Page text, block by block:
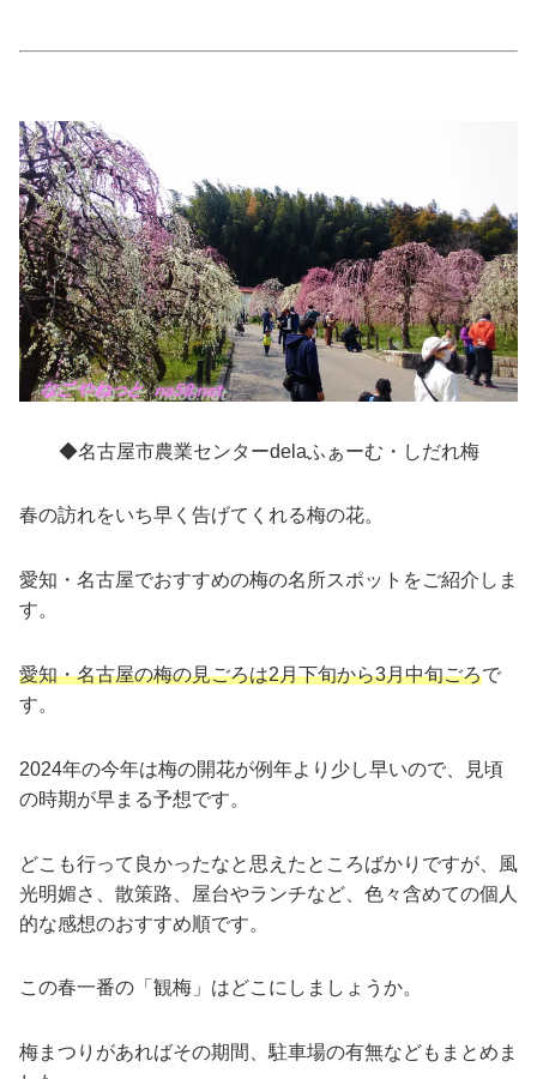
◆名古屋市農業センターdelaふぁーむ・しだれ梅
春の訪れをいち早く告げてくれる梅の花。
愛知・名古屋でおすすめの梅の名所スポットをご紹介しま
す。
愛知・名古屋の梅の見ごろは2月下旬から3月中旬ごろで
す。
2024年の今年は梅の開花が例年より少し早いので、見頃
の時期が早まる予想です。
どこも行って良かったなと思えたところばかりですが、風
光明媚さ、散策路、屋台やランチなど、色々含めての個人
的な感想のおすすめ順です。
この春一番の「観梅」はどこにしましょうか。
梅まつりがあればその期間、駐車場の有無などもまとめま